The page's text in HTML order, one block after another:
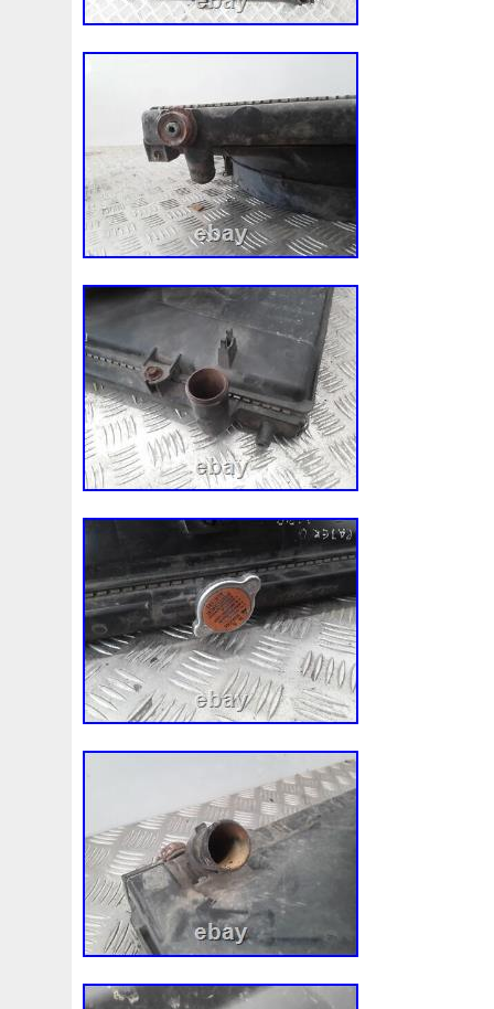
Pulseur Pump Purge Purger
Quipements R134a Raccord
Radiateur Radiateurfan Radiateurrefroidisseur
Radiator Radio Rafra Rallye
Réchauffeur Recherche Recommended
Refroidir Refroidissement Refroidisseur
Remplacement Remplacer Renault
Restauration Restaure Retour
Rification Rifications Rifier Rive
Rtak440 Sachs Sacred Salle
Schwaben Scirocco Scotty Seat
Souffleriepulseur
Stark Steam Stier Suaoki
Sweet Sympt Synthetic Syst
Tablette Tage Tank Tech Technologies
Testeur Tests Tete Teuse Thermal
Toyosports Tracteur Tracteurs
Trucs Trying Tube
Twingo Twingouttes Type
Upgraded Urban Urgent
Vacuum Vaico Valeo
Ventilateurrefroidissement Ventilateurs
Vidanger Vieille Vient Vigoureux